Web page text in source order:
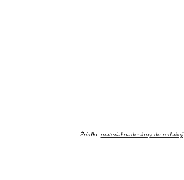
Źródło: materiał nadesłany do redakcji